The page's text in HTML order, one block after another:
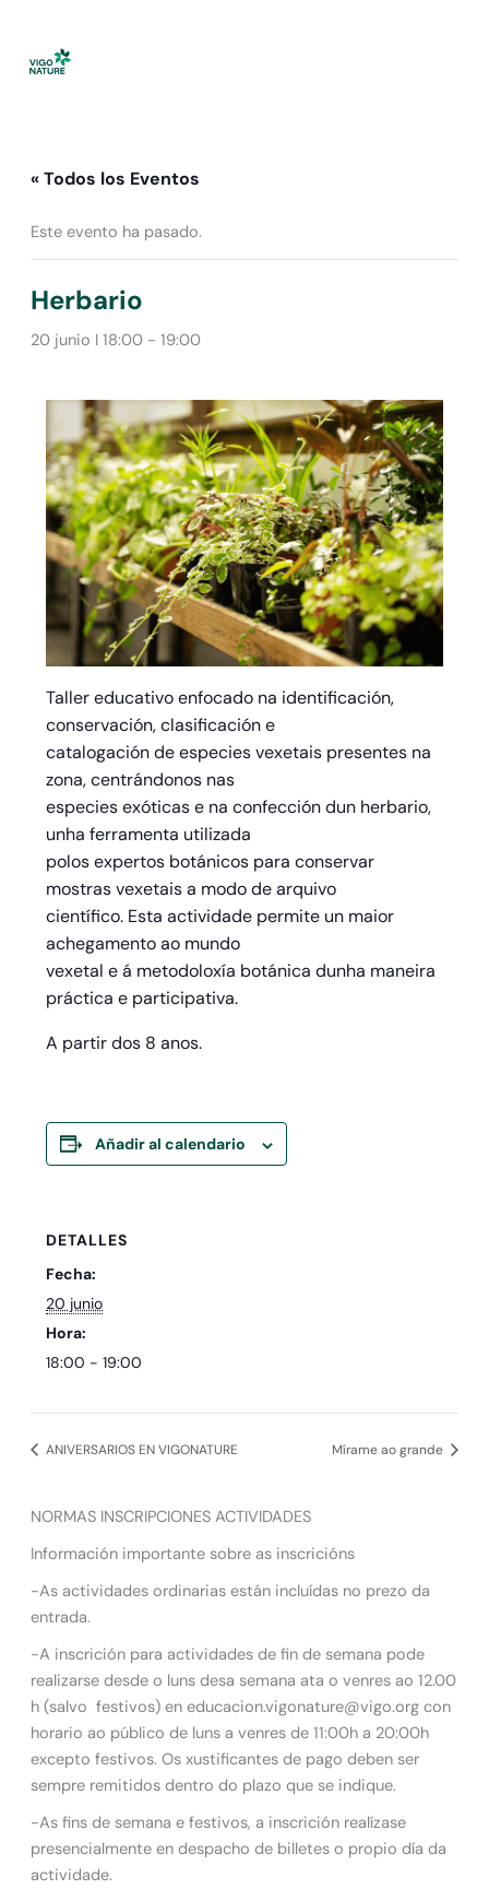
contenido
« Todos los Eventos
Este evento ha pasado.
Herbario
20 junio I 18:00- 19:00
Taller educativo enfocado na identificación,
conservación, clasificación e
catalogación de especies vexetais presentes na
zona, centrándonos nas
especies exóticas e na confección dun herbario,
unha ferramenta utilizada
polos expertos botánicos para conservar
mostras vexetais a modo de arquivo
científico. Esta actividade permite un maior
achegamento ao mundo
vexetal e á metodoloxía botánica dunha maneira
práctica e participativa.
A partir dos 8 anos.
Añadir al calendario
DETALLES
Fecha:
20 junio
Hora:
18:00 - 19:00
ANIVERSARIOS EN VIGONATURE Mírame ao grande
NORMAS INSCRIPCIONES ACTIVIDADES
Información importante sobre as inscricións
-As actividades ordinarias están incluídas no prezo da
entrada.
-A inscrición para actividades de fin de semana pode
realizarse desde o luns desa semana ata o venres ao 12.00
h (salvo festivos) en educacion.vigonature@vigo.org con
horario ao público de luns a venres de 11:00h a 20:00h
excepto festivos. Os xustificantes de pago deben ser
sempre remitidos dentro do plazo que se indique.
-As fins de semana e festivos, a inscrición realízase
presencialmente en despacho de billetes o propio día da
actividade.